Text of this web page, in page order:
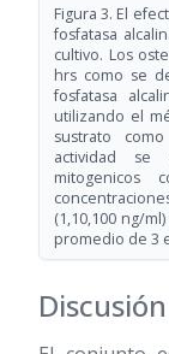
Figura 3. El
fosfatasa
cultivo. Los
hrs como se
fosfatasa
utilizando el
sustrato
actividad se
(1,10,100 ng/
promedio de 3
Discusión